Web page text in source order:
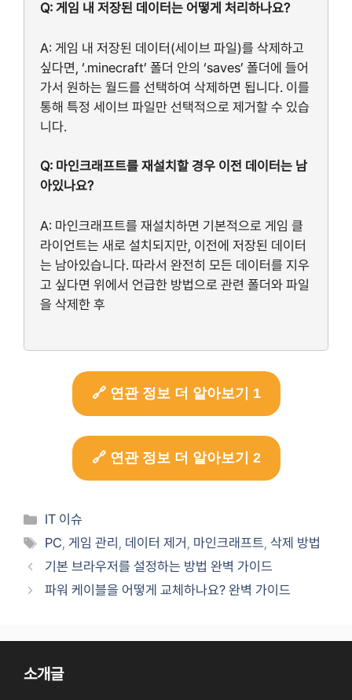
Q: 게임 내 저장된 데이터는 어떻게 처리하나요?
A: 게임 내 저장된 데이터(세이브 파일)를 삭제하고
싶다면, ‘.minecraft’ 폴더 안의 ‘saves’ 폴더에 들어
가서 원하는 월드를 선택하여 삭제하면 됩니다. 이를
통해 특정 세이브 파일만 선택적으로 제거할 수 있습
니다.
Q: 마인크래프트를 재설치할 경우 이전 데이터는 남
아있나요?
A: 마인크래프트를 재설치하면 기본적으로 게임 클
라이언트는 새로 설치되지만, 이전에 저장된 데이터
는 남아있습니다. 따라서 완전히 모든 데이터를 지우
고 싶다면 위에서 언급한 방법으로 관련 폴더와 파일
을 삭제한 후
🔗 연관 정보 더 알아보기 1
🔗 연관 정보 더 알아보기 2
카
테
리
IT 이슈
태
그
PC,게임 관리 , 데이터 제거 , 마인크래프트, 삭제 방법
기본 브라우저를 설정하는 방법 완벽 가이드
파워 케이블을 어떻게 교체하나요? 완벽 가이드
소개글